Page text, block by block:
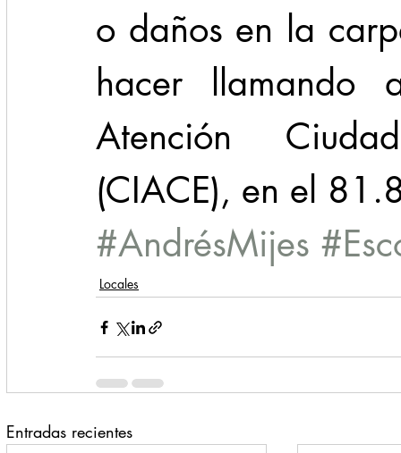
o daños en la
hacer llamando
Atención
(CIACE), en el
#AndrésMijes
Locales
Entradas recientes